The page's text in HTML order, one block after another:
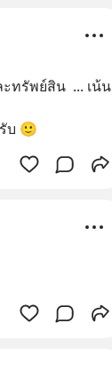
ทรัพย์สิน  ... เน้น
บ 🙂